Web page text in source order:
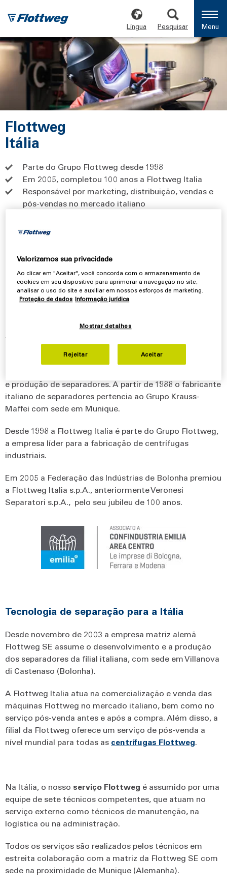
Língua Pesquisar Menu
Flottweg
Itália
Parte do Grupo Flottweg desde 1998
Em 2005, completou 100 anos a Flottweg Italia
Responsável por marketing, distribuição, vendas e
pós-vendas no mercado italiano
Flottweg Italia s.p.A. – Flottweg
Itália
A Flottweg Italia s.p.A., anteriormente Veronesi
Separatori s.p.A., foi fundada em 1906 e nos primeiros
anos fabricava bombas. A partir dos anos 1920 a
e produção de separadores. A partir de 1988 o fabricante
italiano de separadores pertencia ao Grupo Krauss-
Maffei com sede em Munique.
Desde 1998 a Flottweg Italia é parte do Grupo Flottweg,
a empresa líder para a fabricação de centrífugas
industriais.
Em 2005 a Federação das Indústrias de Bolonha premiou
a Flottweg Italia s.p.A., anteriormente Veronesi
Separatori s.p.A., pelo seu jubileu de 100 anos.
Tecnologia de separação para a Itália
Desde novembro de 2003 a empresa matriz alemã
Flottweg SE assume o desenvolvimento e a produção
dos separadores da filial italiana, com sede em Villanova
di Castenaso (Bolonha).
A Flottweg Italia atua na comercialização e venda das
máquinas Flottweg no mercado italiano, bem como no
serviço pós-venda antes e após a compra. Além disso, a
filial da Flottweg oferece um serviço de pós-venda a
nível mundial para todas as centrífugas Flottweg.
Na Itália, o nosso serviço Flottweg é assumido por uma
equipe de sete técnicos competentes, que atuam no
serviço externo como técnicos de manutenção, na
logística ou na administração.
Todos os serviços são realizados pelos técnicos em
estreita colaboração com a matriz da Flottweg SE com
sede na proximidade de Munique (Alemanha).
Valorizamos sua privacidade
Ao clicar em "Aceitar", você concorda com o armazenamento de
cookies em seu dispositivo para aprimorar a navegação no site,
analisar o uso do site e auxiliar em nossos esforços de marketing.
Proteção de dados Informação jurídica
Mostrar detalhes
Rejeitar Aceitar